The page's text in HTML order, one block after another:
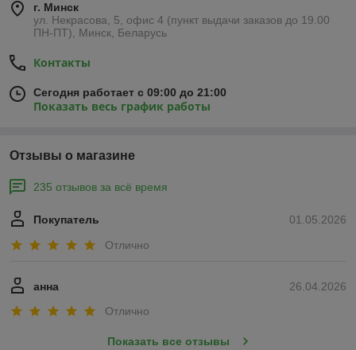
г. Минск
ул. Некрасова, 5, офис 4 (пункт выдачи заказов до 19.00
ПН-ПТ), Минск, Беларусь
Контакты
Сегодня работает с 09:00 до 21:00
Показать весь график работы
Отзывы о магазине
235 отзывов за всё время
01.05.2026
Покупатель
Отлично
26.04.2026
анна
Отлично
Показать все отзывы